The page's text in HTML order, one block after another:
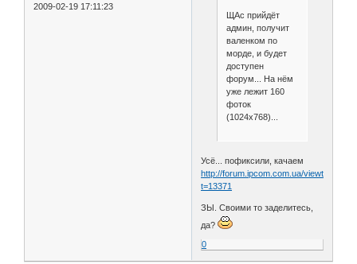
2009-02-19 17:11:23
ЩАс прийдёт
админ, получит
валенком по
морде, и будет
доступен
форум... На нём
уже лежит 160
фоток
(1024х768)...
Усё... пофиксили, качаем
http://forum.ipcom.com.ua/
t=13371
ЗЫ. Своими то заделитесь,
да?
0